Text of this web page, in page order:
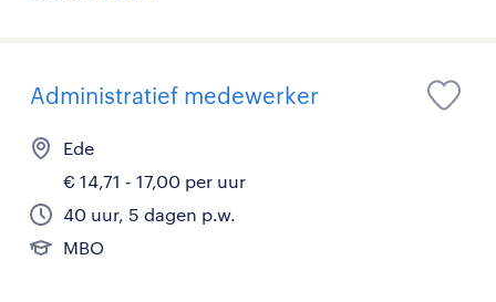
Administratief medewerker
Ede
€ 14,71 - 17,00 per uur
40 uur, 5 dagen p.w.
MBO